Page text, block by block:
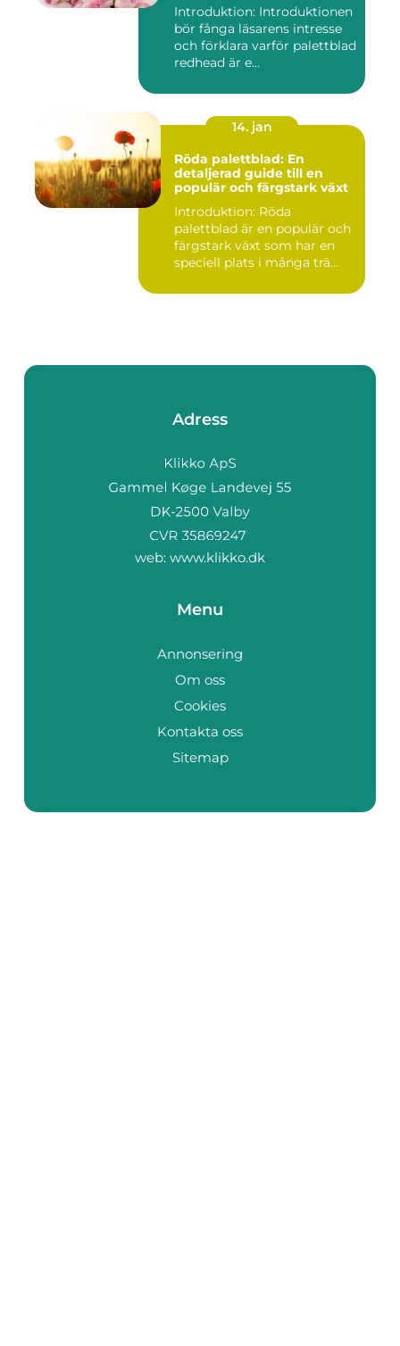
Introduktion: Introduktionen
bör fånga läsarens intresse
och förklara varför palettblad
redhead är e...
14. jan
Röda palettblad: En
detaljerad guide till en
populär och färgstark växt
Introduktion: Röda
palettblad är en populär och
färgstark växt som har en
speciell plats i många trä...
Adress
web: www.klikko.dk
Menu
Annonsering
Om oss
Cookies
Kontakta oss
Sitemap